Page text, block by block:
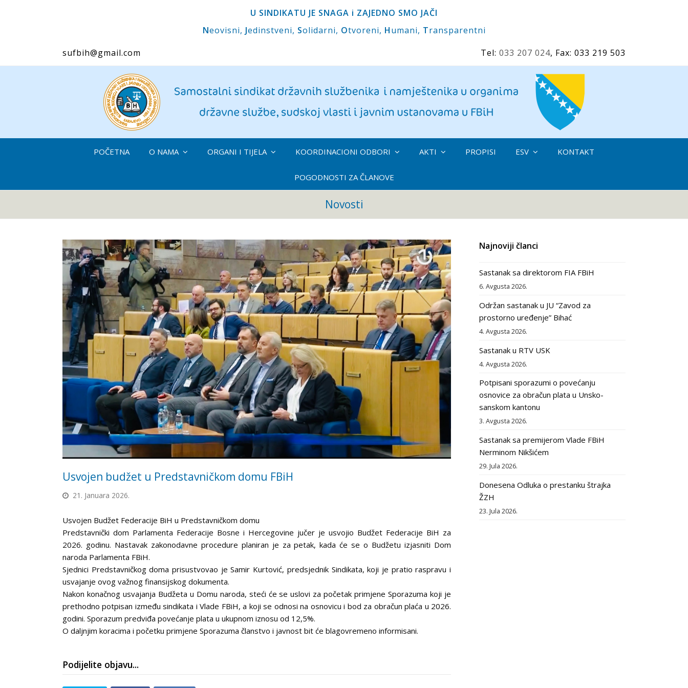
U SINDIKATU JE SNAGA i ZAJEDNO SMO JAČI
Neovisni, Jedinstveni, Solidarni, Otvoreni, Humani, Transparentni
sufbih@gmail.com
Tel: 033 207 024, Fax: 033 219 503
POČETNA O NAMA ORGANI I TIJELA KOORDINACIONI ODBORI AKTI PROPISI ESV KONTAKT
POGODNOSTI ZA ČLANOVE
Novosti
Usvojen budžet u Predstavničkom domu FBiH
21. Januara 2026.
Usvojen Budžet Federacije BiH u Predstavničkom domu
Predstavnički dom Parlamenta Federacije Bosne i Hercegovine jučer je usvojio Budžet Federacije BiH za
2026. godinu. Nastavak zakonodavne procedure planiran je za petak, kada će se o Budžetu izjasniti Dom
naroda Parlamenta FBiH.
Sjednici Predstavničkog doma prisustvovao je Samir Kurtović, predsjednik Sindikata, koji je pratio raspravu i
usvajanje ovog važnog finansijskog dokumenta.
Nakon konačnog usvajanja Budžeta u Domu naroda, steći će se uslovi za početak primjene Sporazuma koji je
prethodno potpisan između sindikata i Vlade FBiH, a koji se odnosi na osnovicu i bod za obračun plaća u 2026.
godini. Sporazum predviđa povećanje plata u ukupnom iznosu od 12,5%.
O daljnjim koracima i početku primjene Sporazuma članstvo i javnost bit će blagovremeno informisani.
Podijelite objavu...
Najnoviji članci
Sastanak sa direktorom FIA FBiH
6. Avgusta 2026.
Održan sastanak u JU “Zavod za
prostorno uređenje” Bihać
4. Avgusta 2026.
Sastanak u RTV USK
4. Avgusta 2026.
Potpisani sporazumi o povećanju
osnovice za obračun plata u Unsko-
sanskom kantonu
3. Avgusta 2026.
Sastanak sa premijerom Vlade FBiH
Nerminom Nikšićem
29. Jula 2026.
Donesena Odluka o prestanku štrajka
ŽZH
23. Jula 2026.